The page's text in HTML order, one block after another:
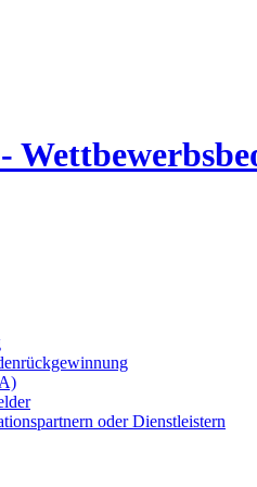
oder Dienstleistern